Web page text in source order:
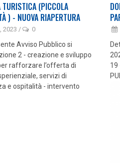
TURISTICA (PICCOLA
) - NUOVA RIAPERTURA
2023 / 0
Avviso Pubblico si
2 - creazione e sviluppo
rafforzare l’offerta di
servizi di
e ospitalità - intervento
19